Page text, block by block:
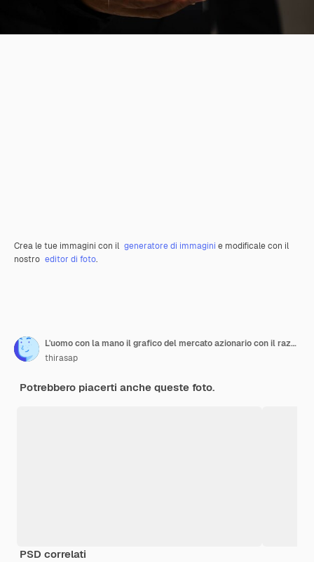
Crea le tue immagini con il generatore di immagini e modificale con il
nostro editor di foto.
L'uomo con la mano il grafico del mercato azionario con il razzo il grafico finanziario la crescita degli investimenti è alta
thirasap
Potrebbero piacerti anche queste foto.
PSD correlati